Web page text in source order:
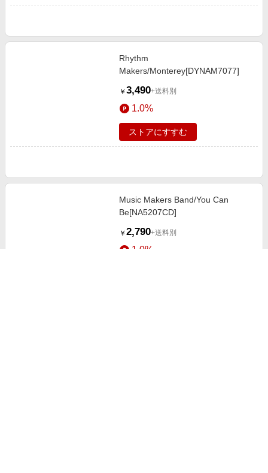
Rhythm
Makers/Monterey[DYNAM7077]
￥ 3,490+送料別
1.0%
ストアにすすむ
Music Makers Band/You Can
Be[NA5207CD]
￥ 2,790+送料別
1.0%